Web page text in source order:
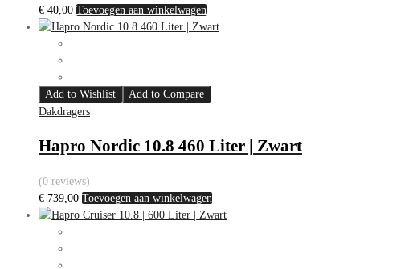
€ 40,00 Toevoegen aan winkelwagen
Add to Wishlist
Add to Compare
Dakdragers
Hapro Nordic 10.8 460 Liter | Zwart
(0 reviews)
€ 739,00 Toevoegen aan winkelwagen